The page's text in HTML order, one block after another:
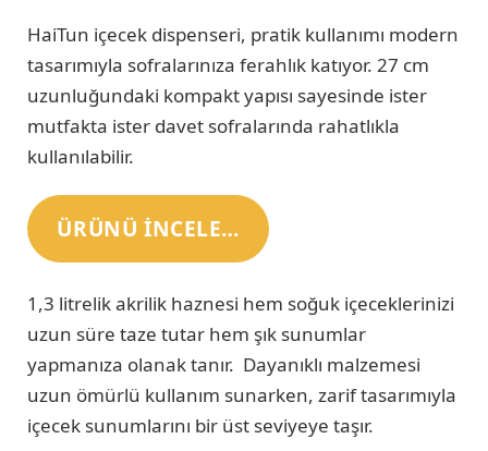
HaiTun içecek dispenseri, pratik kullanımı modern
tasarımıyla sofralarınıza ferahlık katıyor. 27 cm
uzunluğundaki kompakt yapısı sayesinde ister
mutfakta ister davet sofralarında rahatlıkla
kullanılabilir.
ÜRÜNÜ INCELE…
1,3 litrelik akrilik haznesi hem soğuk içeceklerinizi
uzun süre taze tutar hem şık sunumlar
yapmanıza olanak tanır. Dayanıklı malzemesi
uzun ömürlü kullanım sunarken, zarif tasarımıyla
içecek sunumlarını bir üst seviyeye taşır.